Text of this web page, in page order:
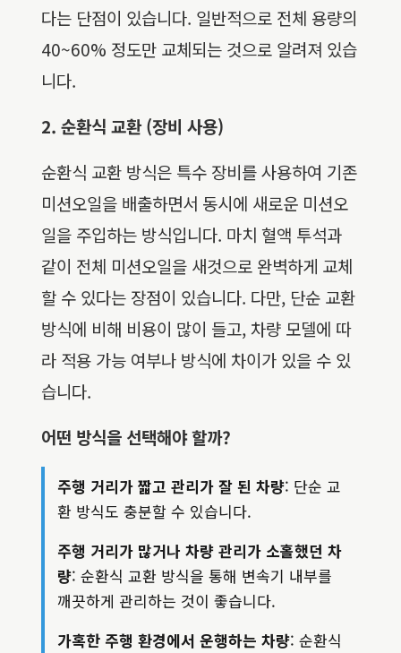
다는 단점이 있습니다. 일반적으로 전체 용량의
40~60% 정도만 교체되는 것으로 알려져 있습
니다.
2. 순환식 교환 (장비 사용)
순환식 교환 방식은 특수 장비를 사용하여 기존
미션오일을 배출하면서 동시에 새로운 미션오
일을 주입하는 방식입니다. 마치 혈액 투석과
같이 전체 미션오일을 새것으로 완벽하게 교체
할 수 있다는 장점이 있습니다. 다만, 단순 교환
방식에 비해 비용이 많이 들고, 차량 모델에 따
라 적용 가능 여부나 방식에 차이가 있을 수 있
습니다.
어떤 방식을 선택해야 할까?
주행 거리가 짧고 관리가 잘 된 차량: 단순 교
환 방식도 충분할 수 있습니다.
주행 거리가 많거나 차량 관리가 소홀했던 차
량: 순환식 교환 방식을 통해 변속기 내부를
깨끗하게 관리하는 것이 좋습니다.
가혹한 주행 환경에서 운행하는 차량: 순환식